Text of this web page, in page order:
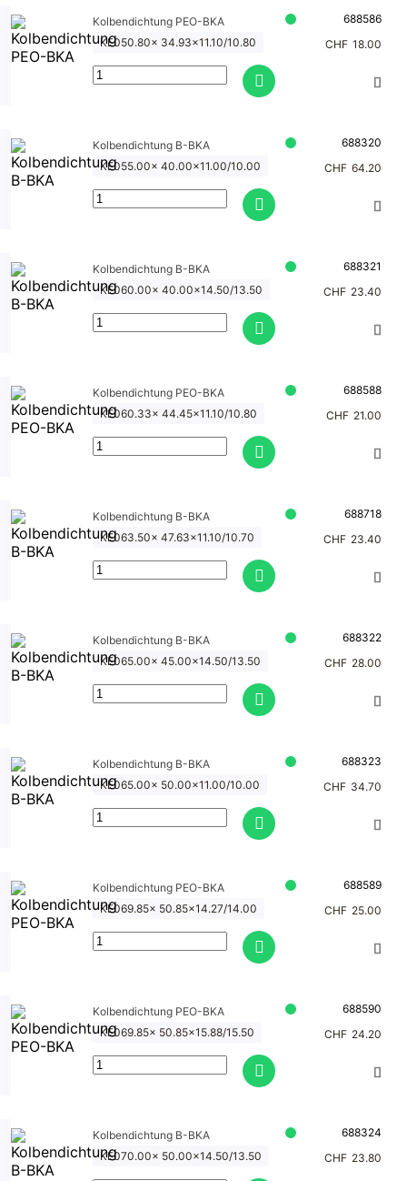
Kolbendichtung PEO-BKA
688586
KE050.80x 34.93x11.10/10.80
CHF 18.00
Kolbendichtung B-BKA
688320
KE055.00x 40.00x11.00/10.00
CHF 64.20
Kolbendichtung B-BKA
688321
KE060.00x 40.00x14.50/13.50
CHF 23.40
Kolbendichtung PEO-BKA
688588
KE060.33x 44.45x11.10/10.80
CHF 21.00
Kolbendichtung B-BKA
688718
KE063.50x 47.63x11.10/10.70
CHF 23.40
Kolbendichtung B-BKA
688322
KE065.00x 45.00x14.50/13.50
CHF 28.00
Kolbendichtung B-BKA
688323
KE065.00x 50.00x11.00/10.00
CHF 34.70
Kolbendichtung PEO-BKA
688589
KE069.85x 50.85x14.27/14.00
CHF 25.00
Kolbendichtung PEO-BKA
688590
KE069.85x 50.85x15.88/15.50
CHF 24.20
Kolbendichtung B-BKA
688324
KE070.00x 50.00x14.50/13.50
CHF 23.80